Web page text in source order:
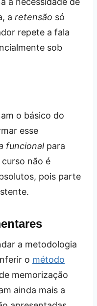
a retensão só
repete a fala
sob
o básico do
esse
funcionalpara
não é
pois parte
a metodologia
o método
memorização
ainda mais a